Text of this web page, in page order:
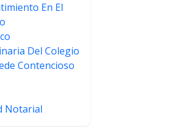
En El
Del Colegio
Contencioso
Notarial